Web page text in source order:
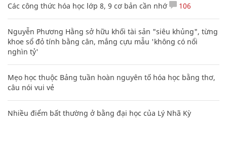
Các công thức hóa học lớp 8, 9 cơ bản cần nhớ 106
Nguyễn Phương Hằng sở hữu khối tài sản "siêu khủng", từng
khoe sổ đỏ tính bằng cân, mắng cựu mẫu 'không có nổi
nghìn tỷ'
Mẹo học thuộc Bảng tuần hoàn nguyên tố hóa học bằng thơ,
câu nói vui vẻ
Nhiều điểm bất thường ở bằng đại học của Lý Nhã Kỳ